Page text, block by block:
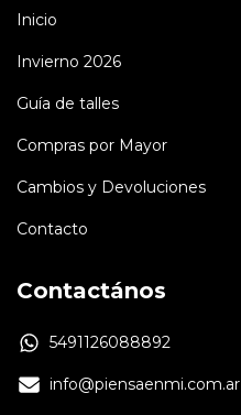
Inicio
Invierno 2026
Guía de talles
Compras por Mayor
Cambios y Devoluciones
Contacto
Contactános
5491126088892
info@piensaenmi.com.ar